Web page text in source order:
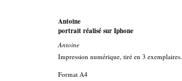
Antoine
portrait réalisé sur Iphone
Antoine
Impression numérique, tiré en 3 exemplaires.
Format A4